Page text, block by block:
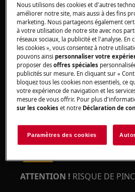
ATTENTION !RISQUE DE
Portez des lunettes de
des travaux de maintenance
impliquant des ressorts.
ATTENTION ! RISQUE DE
Nous utilisons des cookies et d'autres
améliorer notre site, mais aussi à des fins
marketing. Nous partageons également
à votre utilisation de notre site avec nos
réseaux sociaux, la publicité et l'analyse. En
les cookies », vous consentez à notre
pouvons ainsipersonnaliser votre
proposer desoffres spéciales
publicités sur mesure. En cliquant sur «
bloquez tous les cookies non essentiels, ce
votre expérience de navigation et les
mesure de vous offrir. Pour plus
sur les cookies et notre Déclaration de
Paramètres des cookies